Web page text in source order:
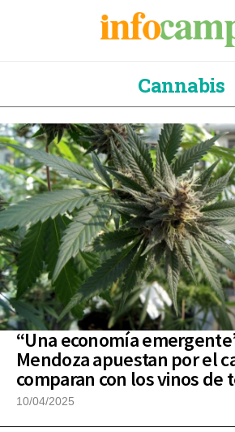
Cannabis
“Una economía
Mendoza apuestan por el
comparan con los vinos de
10/04/2025